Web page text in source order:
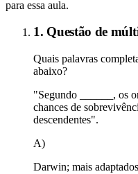
para essa aula.
1. Questão de
Quais palavras
abaixo?
"Segundo ______, os
chances de
descendentes".
A)
Darwin; mais